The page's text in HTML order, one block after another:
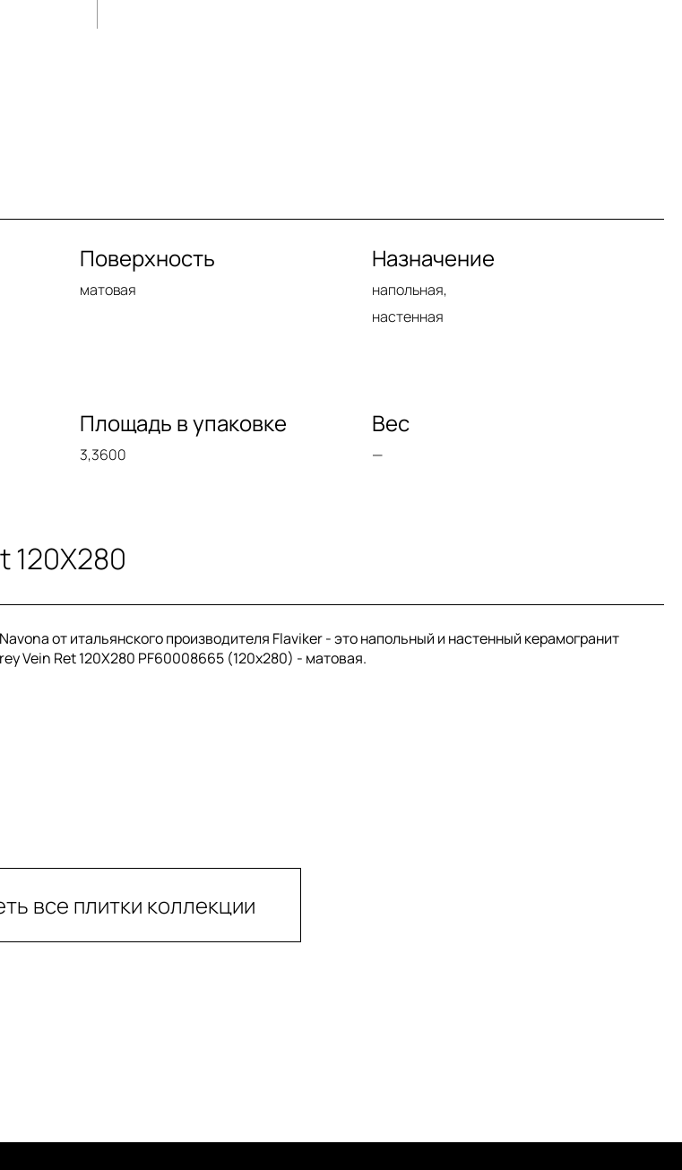
Поверхность
матовая
Назначение
напольная,
настенная
Площадь в упаковке
3,3600
Вес
—
120X280
от итальянского производителя Flaviker - это напольный и настенный керамогранит
Vein Ret 120X280 PF60008665 (120x280) - матовая.
все плитки коллекции